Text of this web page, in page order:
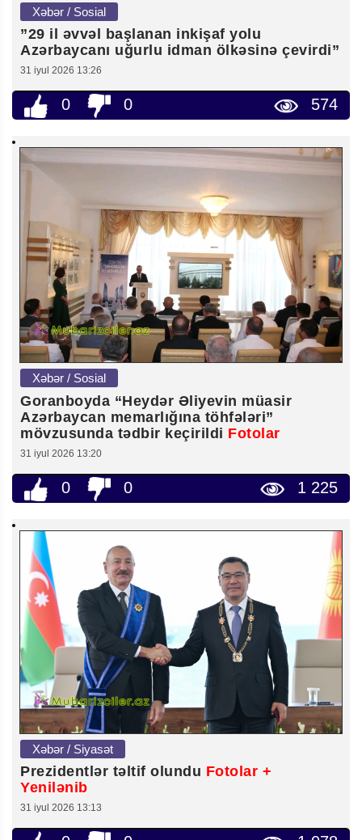
Xəbər / Sosial
”29 il əvvəl başlanan inkişaf yolu
Azərbaycanı uğurlu idman ölkəsinə çevirdi”
31 iyul 2026 13:26
0 0 574
Xəbər / Sosial
Goranboyda “Heydər Əliyevin müasir
Azərbaycan memarlığına töhfələri”
mövzusunda tədbir keçirildi Fotolar
31 iyul 2026 13:20
0 0 1 225
Xəbər / Siyasət
Prezidentlər təltif olundu Fotolar +
Yenilənib
31 iyul 2026 13:13